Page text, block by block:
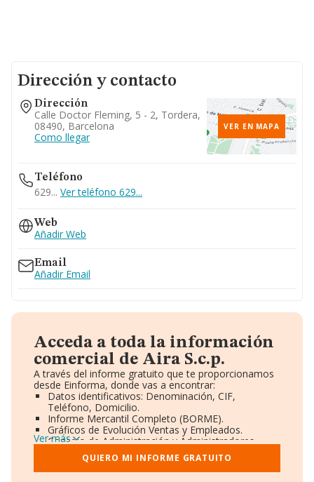
Dirección y contacto
Dirección
Calle Doctor Fleming, 5 - 2, Tordera,
08490, Barcelona
Como llegar
VER EN MAPA
Teléfono
629... Ver teléfono 629...
Web
Añadir Web
Email
Añadir Email
Acceda a toda la información
comercial de Aira S.c.p.
A través del informe gratuito que te proporcionamos
desde Einforma, donde vas a encontrar:
Datos identificativos: Denominación, CIF,
Teléfono, Domicilio.
Informe Mercantil Completo (BORME).
Gráficos de Evolución Ventas y Empleados.
Consejo de Administración y Administradores.
Directivos y Ejecutivos.
Accionistas.
Participaciones y Vinculaciones en otras empresas.
Ver más
QUIERO MI INFORME GRATUITO